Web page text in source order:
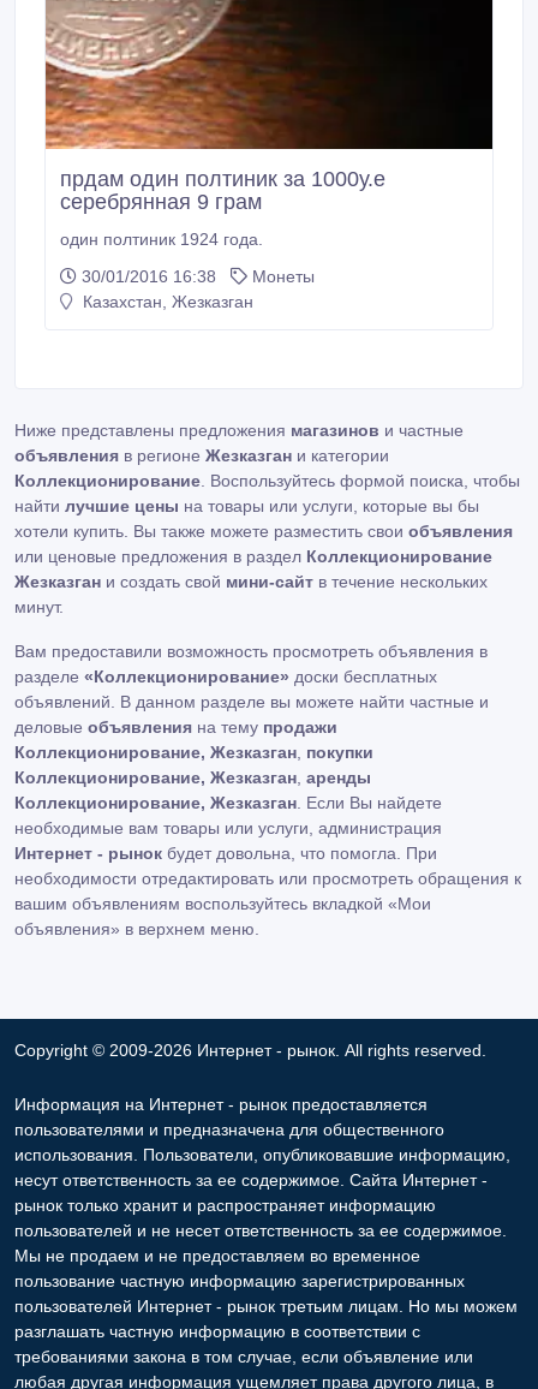
прдам один полтиник за 1000у.е
серебрянная 9 грам
один полтиник 1924 года.
30/01/2016 16:38
Монеты
Казахстан, Жезказган
Ниже представлены предложения магазинов и частные
объявления в регионе Жезказган и категории
Коллекционирование . Воспользуйтесь формой поиска, чтобы
найти лучшие цены на товары или услуги, которые вы бы
хотели купить. Вы также можете разместить свои объявления
или ценовые предложения в раздел Коллекционирование
Жезказган и создать свой мини-сайт в течение нескольких
минут.
Вам предоставили возможность просмотреть объявления в
разделе «Коллекционирование» доски бесплатных
объявлений. В данном разделе вы можете найти частные и
деловые объявления на тему продажи
Коллекционирование, Жезказган покупки
Коллекционирование, Жезказган аренды
Коллекционирование, Жезказган . Если Вы найдете
необходимые вам товары или услуги, администрация
Интернет - рынок будет довольна, что помогла. При
необходимости отредактировать или просмотреть обращения к
вашим объявлениям воспользуйтесь вкладкой «Мои
объявления» в верхнем меню.
Copyright © 2009-2026 Интернет - рынок. All rights reserved.
Информация на Интернет - рынок предоставляется
пользователями и предназначена для общественного
использования. Пользователи, опубликовавшие информацию,
несут ответственность за ее содержимое. Сайта Интернет -
рынок только хранит и распространяет информацию
пользователей и не несет ответственность за ее содержимое.
Мы не продаем и не предоставляем во временное
пользование частную информацию зарегистрированных
пользователей Интернет - рынок третьим лицам. Но мы можем
разглашать частную информацию в соответствии с
требованиями закона в том случае, если объявление или
любая другая информация ущемляет права другого лица, в